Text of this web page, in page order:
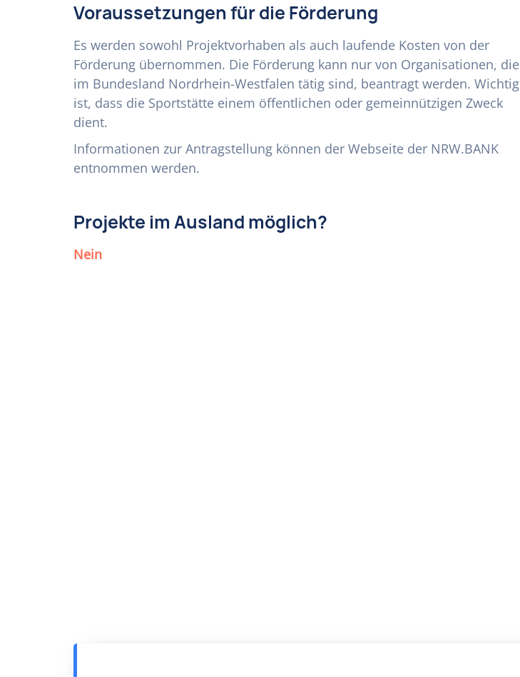
Voraussetzungen für die Förderung
Es werden sowohl Projektvorhaben als auch laufende Kosten von der
Förderung übernommen. Die Förderung kann nur von Organisationen, die
im Bundesland Nordrhein-Westfalen tätig sind, beantragt werden. Wichtig
ist, dass die Sportstätte einem öffentlichen oder gemeinnützigen Zweck
dient.
Informationen zur Antragstellung können der Webseite der NRW.BANK
entnommen werden.
Projekte im Ausland möglich?
Nein